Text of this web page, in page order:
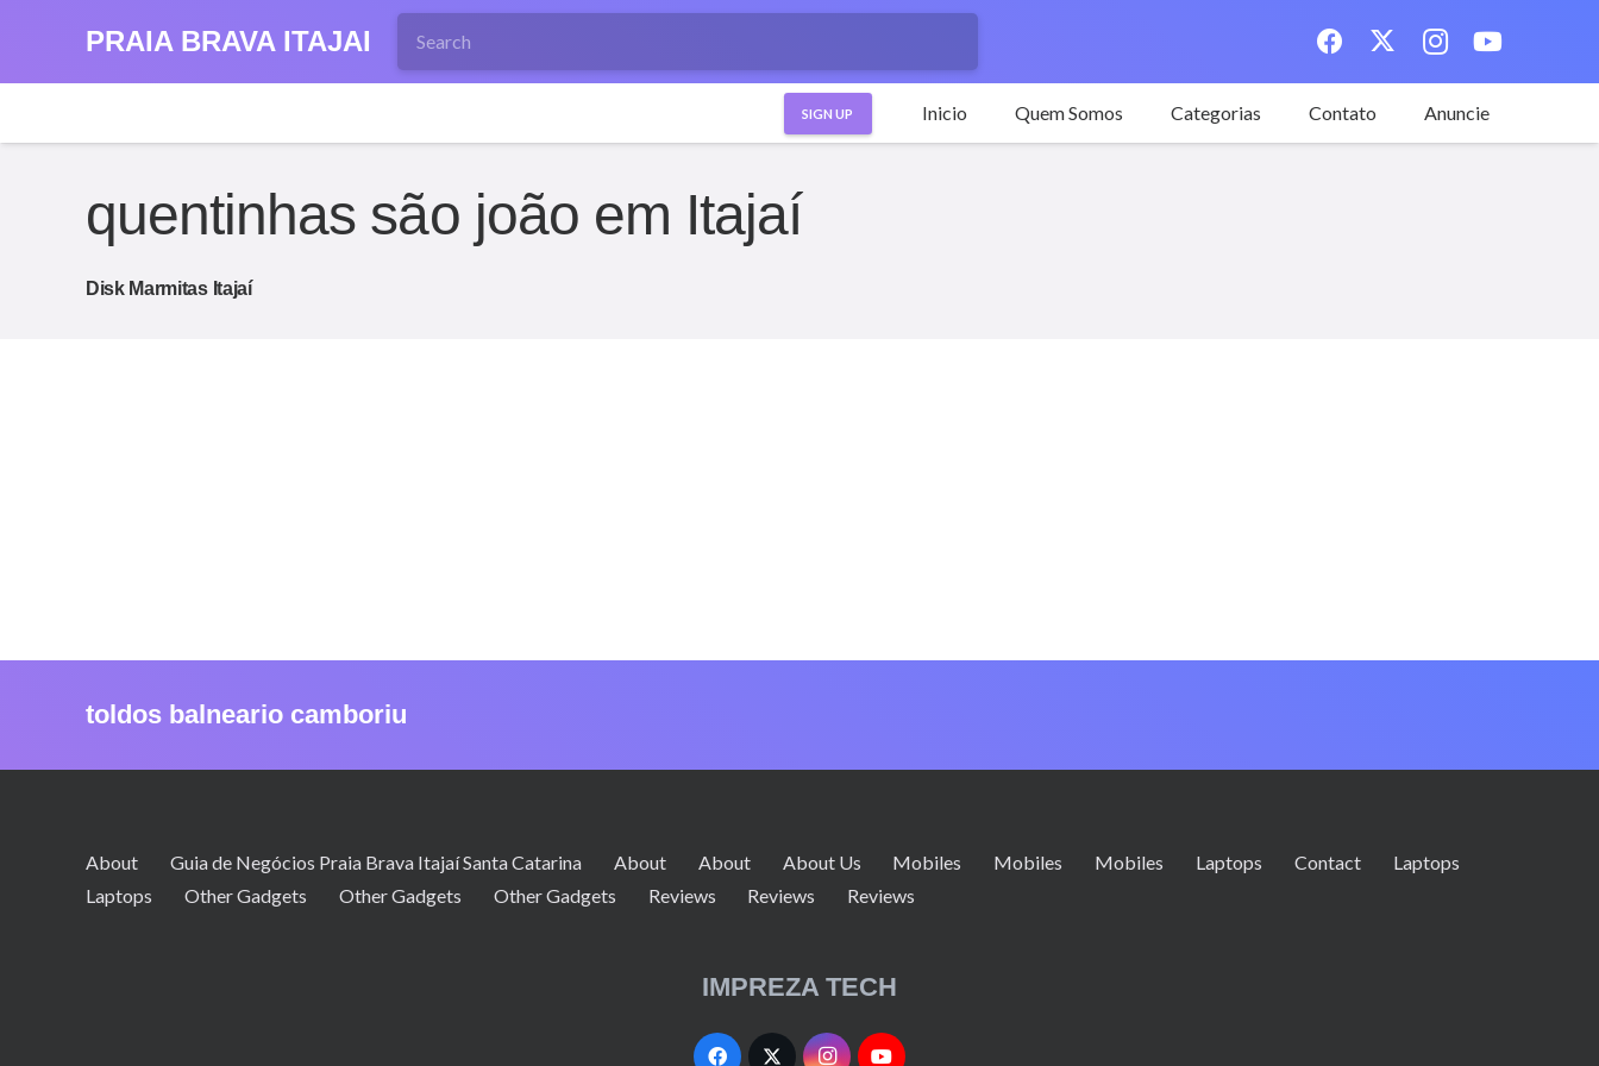
PRAIA BRAVA ITAJAI
SIGN UP Inicio Quem Somos Categorias Contato Anuncie
quentinhas são joão em Itajaí
Disk Marmitas Itajaí
toldos balneario camboriu
About Guia de Negócios Praia Brava Itajaí Santa Catarina About About About Us Mobiles Mobiles Mobiles Laptops Contact
Laptops
Laptops
Other Gadgets Other Gadgets Other Gadgets Reviews Reviews Reviews
IMPREZA TECH